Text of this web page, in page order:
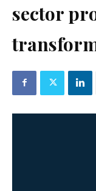
sector